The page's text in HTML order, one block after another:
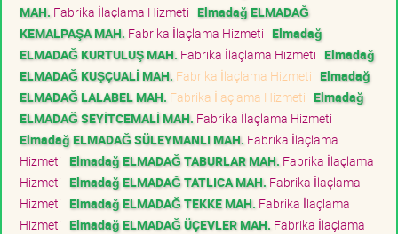
MAH. Fabrika İlaçlama Hizmeti Elmadağ ELMADAĞ
KEMALPAŞA MAH. Fabrika İlaçlama Hizmeti Elmadağ
ELMADAĞ KURTULUŞ MAH. Fabrika İlaçlama Hizmeti Elmadağ
ELMADAĞ KUŞÇUALİ MAH. Fabrika İlaçlama Hizmeti Elmadağ
ELMADAĞ LALABEL MAH. Fabrika İlaçlama Hizmeti Elmadağ
ELMADAĞ SEYİTCEMALİ MAH. Fabrika İlaçlama Hizmeti
Elmadağ ELMADAĞ SÜLEYMANLI MAH. Fabrika İlaçlama
Hizmeti Elmadağ ELMADAĞ TABURLAR MAH. Fabrika İlaçlama
Hizmeti Elmadağ ELMADAĞ TATLICA MAH. Fabrika İlaçlama
Hizmeti Elmadağ ELMADAĞ TEKKE MAH. Fabrika İlaçlama
Hizmeti Elmadağ ELMADAĞ ÜÇEVLER MAH. Fabrika İlaçlama